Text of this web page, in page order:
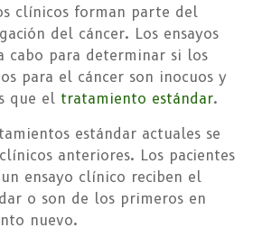
clínicos forman parte del
del cáncer. Los ensayos
cabo para determinar si los
para el cáncer son inocuos y
que el tratamiento estándar.
estándar actuales se
anteriores. Los pacientes
ensayo clínico reciben el
o son de los primeros en
nuevo.